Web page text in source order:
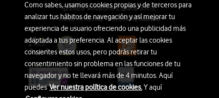
© 2026 Vodafone España S.A.U.
Avda. América 115, 28042 Madrid
Como sabes, usamos cookies propias y de terceros para
analizar tus hábitos de navegación y así mejorar tu
experiencia de usuario ofreciendo una publicidad más
adaptada a tus preferencia. Al aceptar las cookies
consientes estos usos, pero podrás retirar tu
consentimiento sin problema en las funciones de tu
navegador y no te llevará más de 4 minutos. Aquí
puedesVer nuestra política de cookies.Y aquí